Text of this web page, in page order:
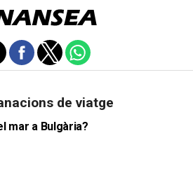
de viatge
mar a Bulgària?